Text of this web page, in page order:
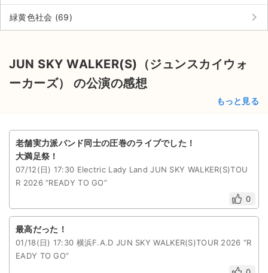
チケットジャム利用規約
特定商取引法に基づく表記
チケットジャムの取り組み
音楽情報
緑黄色社会 (69) keyboard_arrow_right
JUN SKY WALKER(S)（ジュンスカイウォ
ーカーズ） の公演の感想
もっと見る
老舗実力派バンド同士の圧巻のライブでした！
大満足祭！
07/12(日) 17:30 Electric Lady Land JUN SKY WALKER(S)TOU
R 2026 “READY TO GO”
0
最高だった！
01/18(日) 17:30 横浜F.A.D JUN SKY WALKER(S)TOUR 2026 “R
EADY TO GO”